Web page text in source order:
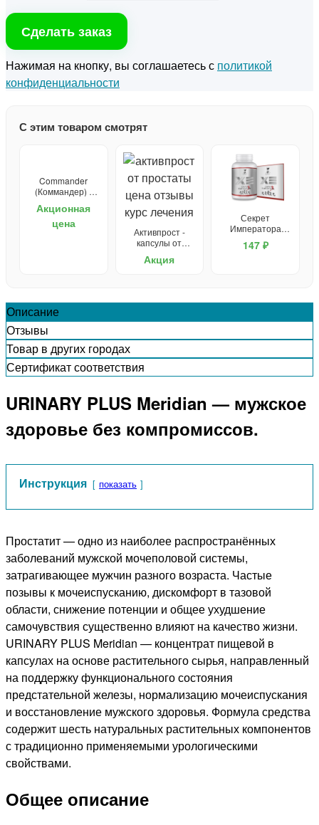
Сделать заказ
Нажимая на кнопку, вы соглашаетесь с политикой
конфиденциальности
С этим товаром смотрят
Commander
(Коммандер) -
потенции
Акционная
цена
Активпрост -
капсулы от
Акция
Секрет
Императора
препарат для
мужчин
147 ₽
Описание
Отзывы
Товар в других городах
Сертификат соответствия
URINARY PLUS Meridian — мужское
здоровье без компромиссов.
Инструкция показать
Простатит — одно из наиболее распространённых
заболеваний мужской мочеполовой системы,
затрагивающее мужчин разного возраста. Частые
позывы к мочеиспусканию, дискомфорт в тазовой
области, снижение потенции и общее ухудшение
самочувствия существенно влияют на качество жизни.
URINARY PLUS Meridian — концентрат пищевой в
капсулах на основе растительного сырья, направленный
на поддержку функционального состояния
предстательной железы, нормализацию мочеиспускания
и восстановление мужского здоровья. Формула средства
содержит шесть натуральных растительных компонентов
с традиционно применяемыми урологическими
свойствами.
Общее описание